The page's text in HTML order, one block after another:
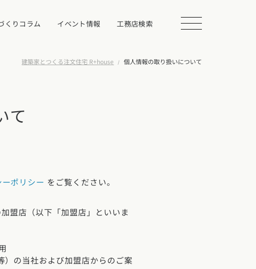
くりコラム イベント情報 工務店検索
店に相談する
くり３つのお役立ちツール
建築家とつくる注文住宅 R+house 個人情報の取り扱いについて
て
ポリシー をご覧ください。
盟店（以下「加盟店」といいま
の当社および加盟店からのご案